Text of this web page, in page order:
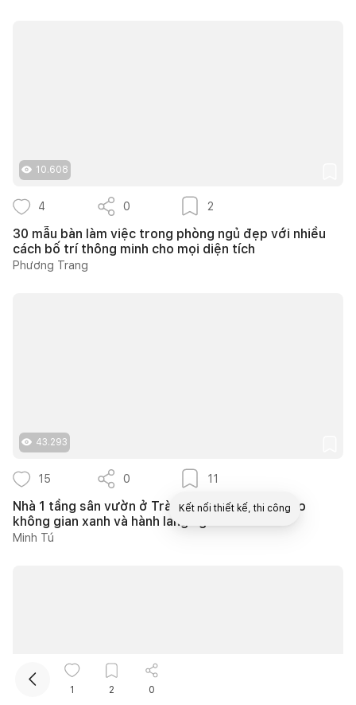
10.608
4 0 2
30 mẫu bàn làm việc trong phòng ngủ đẹp với nhiều
cách bố trí thông minh cho mọi diện tích
Phương Trang
43.293
15 0 11
Nhà 1 tầng sân vườn ở Trà Vinh dành 450m2 cho
không gian xanh và hành lang ngoài trời
Minh Tú
1 2 0
Kết nối thiết kế, thi công